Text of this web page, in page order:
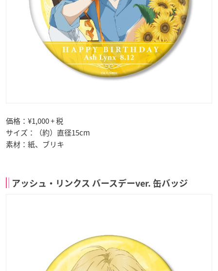
価格：¥1,000 + 税
サイズ：（約）直径15cm
素材：紙、ブリキ
アッシュ・リンクス バースデーver. 缶バッジ